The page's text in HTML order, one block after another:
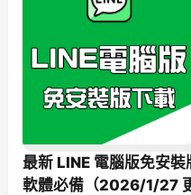
最新 LINE 電腦版免安
軟體必備（2026/1/27